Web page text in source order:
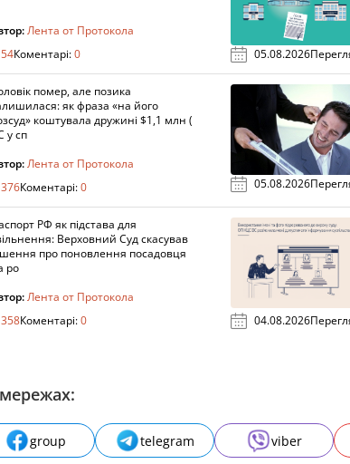
Лента от Протокола
54Коментарі:0
05.08.2026
помер, але позика
як фраза «на його
коштувала дружині $1,1 млн (
у сп
Лента от Протокола
376Коментарі:0
05.08.2026
РФ як підстава для
Верховний Суд скасував
про поновлення посадовця
ро
Лента от Протокола
358Коментарі:0
04.08.2026
group telegram viber